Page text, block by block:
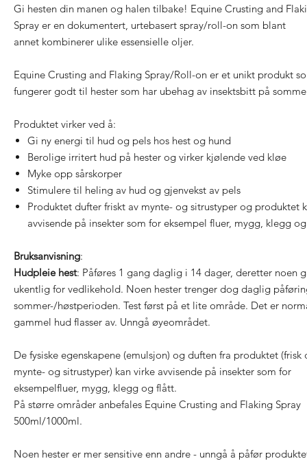
Gi hesten din manen og halen tilbake! Equine Crusting and
Spray er en dokumentert, urtebasert spray/roll-on som blant
annet kombinerer ulike essensielle oljer.
Equine Crusting and Flaking Spray/Roll-on er et unikt produkt
fungerer godt til hester som har ubehag av insektsbitt på
Produktet virker ved å:
Gi ny energi til hud og pels hos hest og hund
Berolige irritert hud på hester og virker kjølende ved kløe
Myke opp sårskorper
Stimulere til heling av hud og gjenvekst av pels
Produktet dufter friskt av mynte- og sitrustyper og produktet
avvisende på insekter som for eksempel fluer, mygg, klegg
Bruksanvisning:
Hudpleie hest: Påføres 1 gang daglig i 14 dager, deretter noen
ukentlig for vedlikehold. Noen hester trenger dog daglig
sommer-/høstperioden. Test først på et lite område. Det er
gammel hud flasser av. Unngå øyeområdet.
De fysiske egenskapene (emulsjon) og duften fra produktet (frisk
mynte- og sitrustyper) kan virke avvisende på insekter som for
eksempelfluer, mygg, klegg og flått.
På større områder anbefales Equine Crusting and Flaking Spray
500ml/1000ml.
Noen hester er mer sensitive enn andre - unngå å påfør